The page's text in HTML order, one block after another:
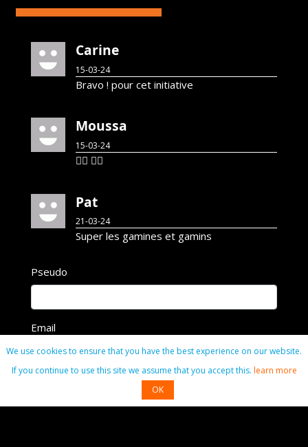
Carine
15-03-24
Bravo ! pour cet initiative
Moussa
15-03-24
👍🏾 👍🏾
Pat
21-03-24
Super les gamines et gamins
Pseudo
Email
We use cookies to ensure that you have the best experience on our website.
If you continue to use this site we assume that you accept this. learn more
OK